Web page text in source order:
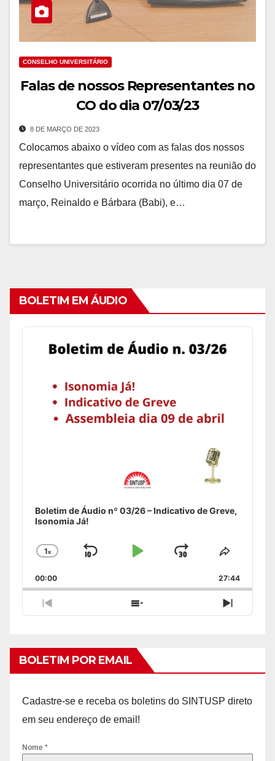
CONSELHO UNIVERSITÁRIO
Falas de nossos Representantes no
CO do dia 07/03/23
8 DE MARÇO DE 2023
Colocamos abaixo o vídeo com as falas dos nossos
representantes que estiveram presentes na reunião do
Conselho Universitário ocorrida no último dia 07 de
março, Reinaldo e Bárbara (Babi), e…
BOLETIM EM ÁUDIO
Audio
Player
Boletim de Áudio nº 03/26 – Indicativo de Greve,
Isonomia Já!
Change
Rate
1x
Skip
Play
Jump
Forward
Share
Episode
00:00 27:44
Previous
Episode
Show
Episodes
Next
Episode
BOLETIM POR EMAIL
Cadastre-se e receba os boletins do SINTUSP direto
em seu endereço de email!
Nome *